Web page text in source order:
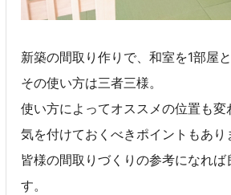
新築の間取り作りで、和室を1部屋
その使い方は三者三様。
使い方によってオススメの位置も変
気を付けておくべきポイントもあり
皆様の間取りづくりの参考になれば
す。